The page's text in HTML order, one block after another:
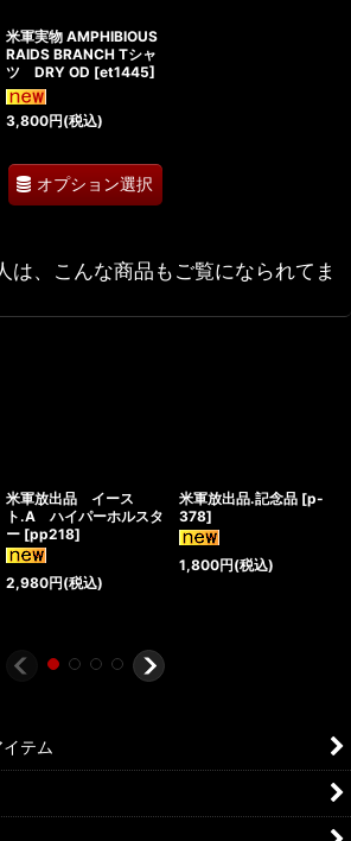
米軍実物 AMPHIBIOUS
RAIDS BRANCH Tシャ
ツ DRY OD [et1445]
3,800円(税込)
オプション選択
は、こんな商品もご覧になられてま
米軍放出品 イース
ト.A ハイパーホルスタ
ー [pp218]
2,980円(税込)
米軍放出品.記念品 [p-
378]
1,800円(税込)
テム